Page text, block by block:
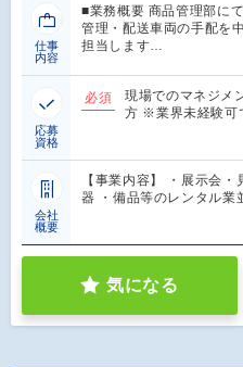
仕事
内容
■業務概要 商品管理部に
管理・配送車両の手配を
担当します…
応募
資格
必須
現場でのマネジメ
方 ※業界未経験可
会社
概要
【事業内容】 ・展示会
器 ・備品等のレンタル業
気になる